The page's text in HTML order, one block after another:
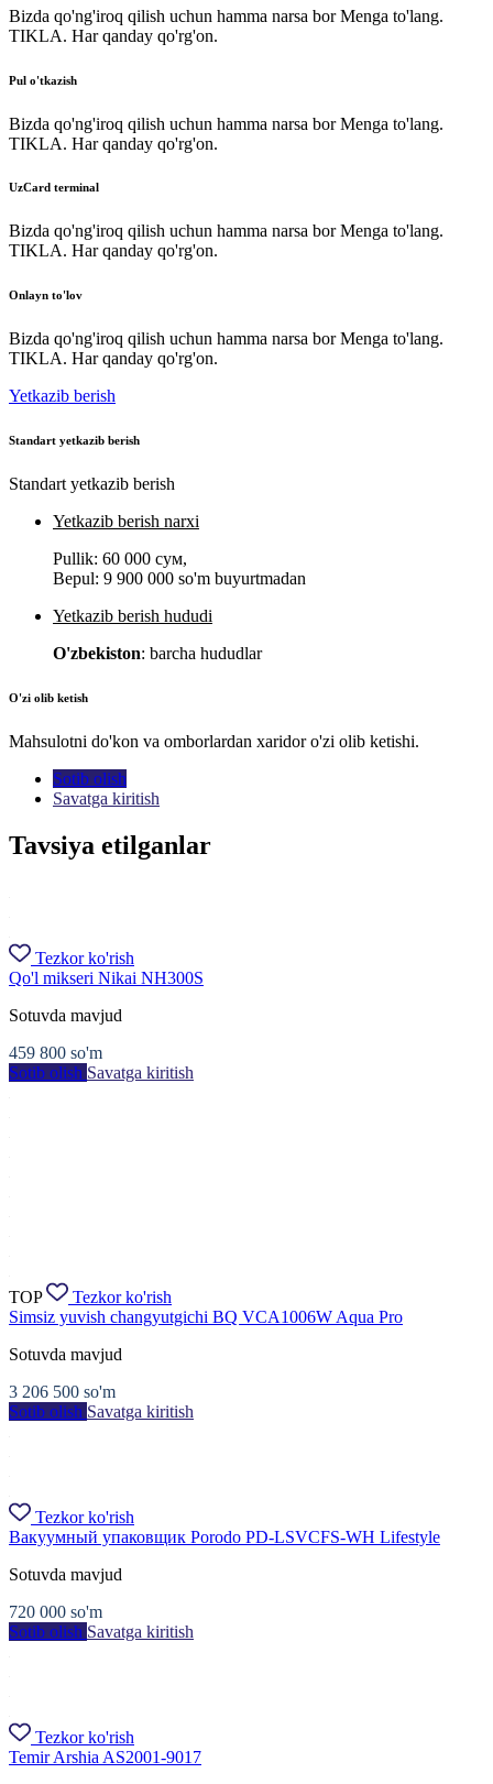
Bizda qo'ng'iroq qilish uchun hamma narsa bor Menga to'lang.
TIKLA. Har qanday qo'rg'on.
Pul o'tkazish
Bizda qo'ng'iroq qilish uchun hamma narsa bor Menga to'lang.
TIKLA. Har qanday qo'rg'on.
UzCard terminal
Bizda qo'ng'iroq qilish uchun hamma narsa bor Menga to'lang.
TIKLA. Har qanday qo'rg'on.
Onlayn to'lov
Bizda qo'ng'iroq qilish uchun hamma narsa bor Menga to'lang.
TIKLA. Har qanday qo'rg'on.
Yetkazib berish
Standart yetkazib berish
Standart yetkazib berish
Yetkazib berish narxi
Pullik: 60 000 сум,
Bepul: 9 900 000 so'm buyurtmadan
Yetkazib berish hududi
O'zbekiston: barcha hududlar
O'zi olib ketish
Mahsulotni do'kon va omborlardan xaridor o'zi olib ketishi.
Sotib olish
Savatga kiritish
Tavsiya etilganlar
Tezkor ko'rish
Qo'l mikseri Nikai NH300S
Sotuvda mavjud
459 800 so'm
Sotib olish Savatga kiritish
TOP
Tezkor ko'rish
Simsiz yuvish changyutgichi BQ VCA1006W Aqua Pro
Sotuvda mavjud
3 206 500 so'm
Sotib olish Savatga kiritish
Tezkor ko'rish
Вакуумный упаковщик Porodo PD-LSVCFS-WH Lifestyle
Sotuvda mavjud
720 000 so'm
Sotib olish Savatga kiritish
Tezkor ko'rish
Temir Arshia AS2001-9017